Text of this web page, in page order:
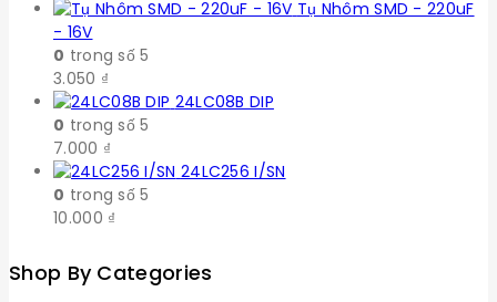
Tụ Nhôm SMD - 220uF
- 16V
0 trong số 5
3.050 ₫
24LC08B DIP
0 trong số 5
7.000 ₫
24LC256 I/SN
0 trong số 5
10.000 ₫
Shop By Categories